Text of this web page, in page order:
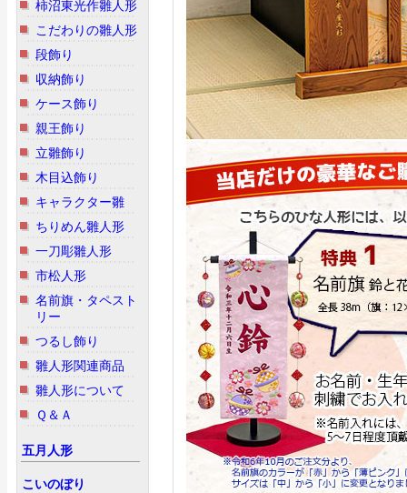
柿沼東光作雛人形
こだわりの雛人形
段飾り
収納飾り
ケース飾り
親王飾り
立雛飾り
木目込飾り
キャラクター雛
ちりめん雛人形
一刀彫雛人形
市松人形
名前旗・タペスト
リー
つるし飾り
雛人形関連商品
雛人形について
Ｑ＆Ａ
五月人形
こいのぼり